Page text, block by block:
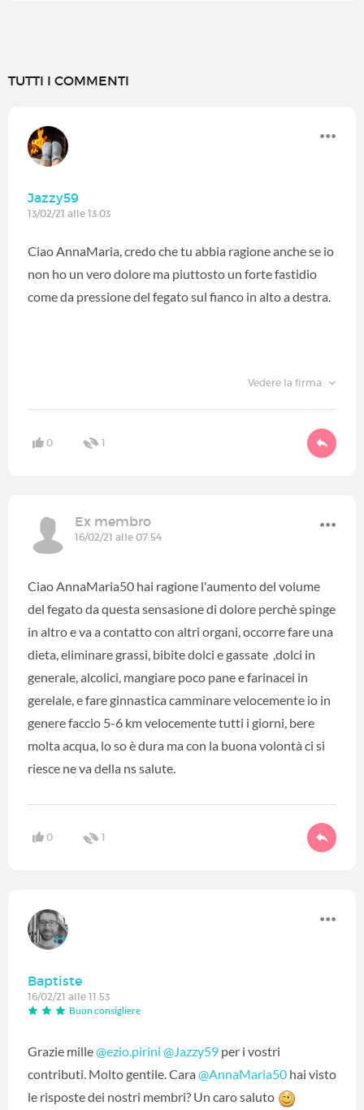
TUTTI I COMMENTI
Jazzy59
13/02/21 alle 13:03
Ciao AnnaMaria, credo che tu abbia ragione anche se io
non ho un vero dolore ma piuttosto un forte fastidio
come da pressione del fegato sul fianco in alto a destra.
Vedere la firma
0 1
Ex membro
16/02/21 alle 07:54
Ciao AnnaMaria50 hai ragione l'aumento del volume
del fegato da questa sensasione di dolore perchè spinge
in altro e va a contatto con altri organi, occorre fare una
dieta, eliminare grassi, bibite dolci e gassate ,dolci in
generale, alcolici, mangiare poco pane e farinacei in
gerelale, e fare ginnastica camminare velocemente io in
genere faccio 5-6 km velocemente tutti i giorni, bere
molta acqua, lo so è dura ma con la buona volontà ci si
riesce ne va della ns salute.
0 1
Baptiste
16/02/21 alle 11:53
Buon consigliere
Grazie mille@ezio.pirini @Jazzy59 ‍ per i vostri
contributi. Molto gentile. Cara @AnnaMaria50 ‍ hai visto
le risposte dei nostri membri? Un caro saluto